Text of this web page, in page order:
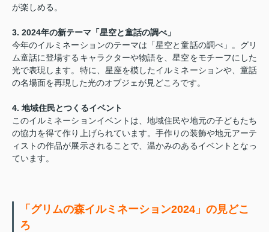
が楽しめる。
3. 2024年の新テーマ「星空と童話の調べ」
今年のイルミネーションのテーマは「星空と童話の調べ」。グリ
ム童話に登場するキャラクターや物語を、星空をモチーフにした
光で表現します。特に、星座を模したイルミネーションや、童話
の名場面を再現した光のオブジェが見どころです。
4. 地域住民とつくるイベント
このイルミネーションイベントは、地域住民や地元の子どもたち
の協力を得て作り上げられています。手作りの装飾や地元アーテ
ィストの作品が展示されることで、温かみのあるイベントとなっ
ています。
「グリムの森イルミネーション2024」の見どこ
ろ